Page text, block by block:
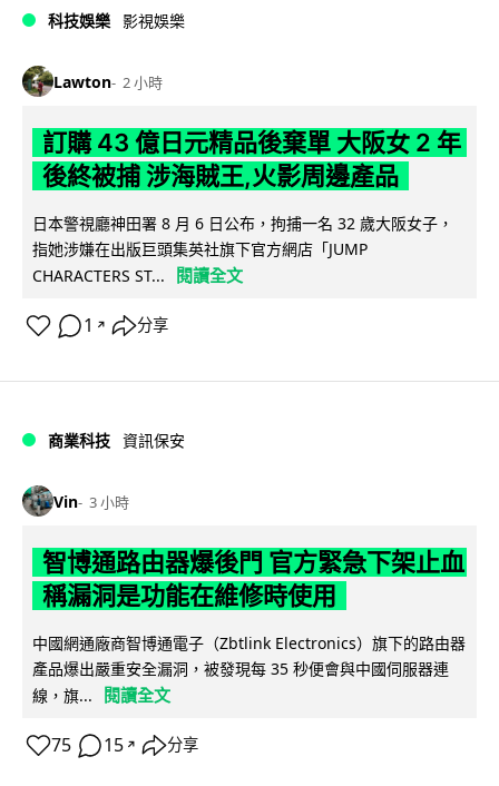
科技娛樂 影視娛樂
Lawton 2 小時
訂購 43 億日元精品後棄單 大阪女 2 年
後終被捕 涉海賊王,火影周邊產品
日本警視廳神田署 8 月 6 日公布，拘捕一名 32 歲大阪女子，
指她涉嫌在出版巨頭集英社旗下官方網店「JUMP
CHARACTERS ST...
閱讀全文
1 ↗ 分享
商業科技 資訊保安
Vin 3 小時
智博通路由器爆後門 官方緊急下架止血
稱漏洞是功能在維修時使用
中國網通廠商智博通電子（Zbtlink Electronics）旗下的路由器
產品爆出嚴重安全漏洞，被發現每 35 秒便會與中國伺服器連
線，旗...
閱讀全文
75 15 ↗ 分享